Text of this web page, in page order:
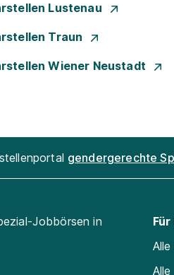
Lustenau
Traun
Wiener Neustadt
gendergerechte
Jobbörsen in